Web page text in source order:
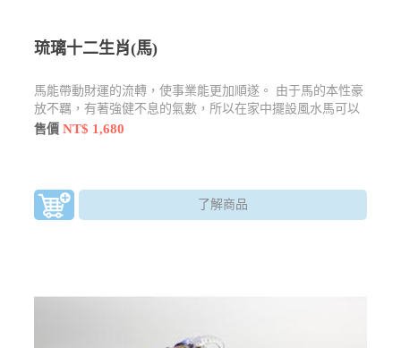
琉璃十二生肖(馬)
馬能帶動財運的流轉，使事業能更加順遂。 由于馬的本性豪
放不羈，有著強健不息的氣數，所以在家中擺設風水馬可以
讓人有振作奮發的作為。
售價NT$ 1,680
了解商品